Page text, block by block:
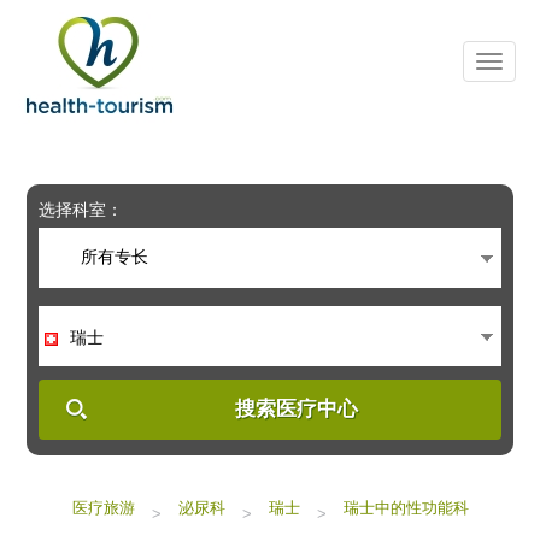
includes
system.
选择科室：
所有专长
瑞士
搜索医疗中心
医疗旅游 > 泌尿科 > 瑞士 > 瑞士中的性功能科